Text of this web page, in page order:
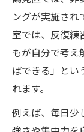
ングが実施され
室では、反復練
もが自分で考え
ばできる」とい
れます。
例えば、毎日少